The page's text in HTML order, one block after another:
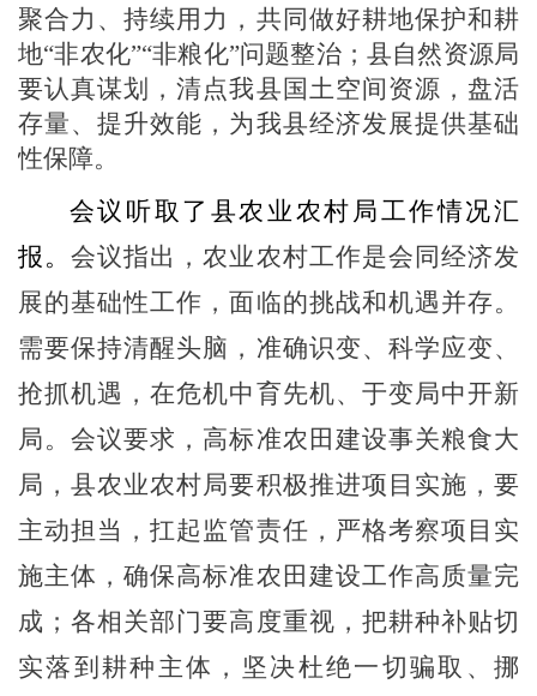
聚合力、持续用力，共同做好耕地保护和耕
地“非农化”“非粮化”问题整治；县自然资源局
要认真谋划，清点我县国土空间资源，盘活
存量、提升效能，为我县经济发展提供基础
性保障。
会议听取了县农业农村局工作情况汇
报。会议指出，农业农村工作是会同经济发
展的基础性工作，面临的挑战和机遇并存。
需要保持清醒头脑，准确识变、科学应变、
抢抓机遇，在危机中育先机、于变局中开新
局。会议要求，高标准农田建设事关粮食大
局，县农业农村局要积极推进项目实施，要
主动担当，扛起监管责任，严格考察项目实
施主体，确保高标准农田建设工作高质量完
成；各相关部门要高度重视，把耕种补贴切
实落到耕种主体，坚决杜绝一切骗取、挪